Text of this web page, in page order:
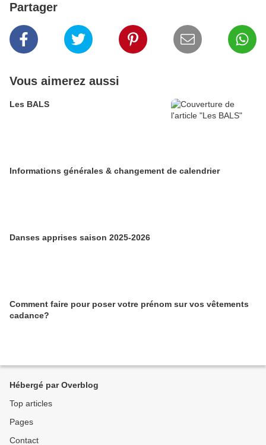
Partager
Vous aimerez aussi
Les BALS
Informations générales & changement de calendrier
Danses apprises saison 2025-2026
Comment faire pour poser votre prénom sur vos vêtements
cadance?
Hébergé par Overblog
Top articles
Pages
Contact